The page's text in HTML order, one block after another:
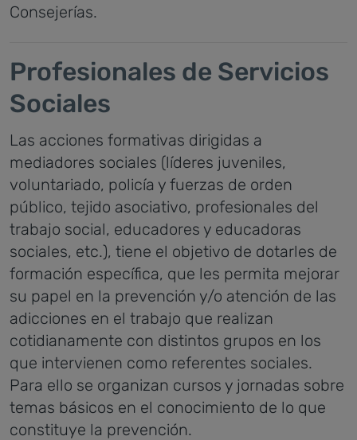
Consejerías.
Profesionales de Servicios
Sociales
Las acciones formativas dirigidas a
mediadores sociales (líderes juveniles,
voluntariado, policía y fuerzas de orden
público, tejido asociativo, profesionales del
trabajo social, educadores y educadoras
sociales, etc.), tiene el objetivo de dotarles de
formación específica, que les permita mejorar
su papel en la prevención y/o atención de las
adicciones en el trabajo que realizan
cotidianamente con distintos grupos en los
que intervienen como referentes sociales.
Para ello se organizan cursos y jornadas sobre
temas básicos en el conocimiento de lo que
constituye la prevención.